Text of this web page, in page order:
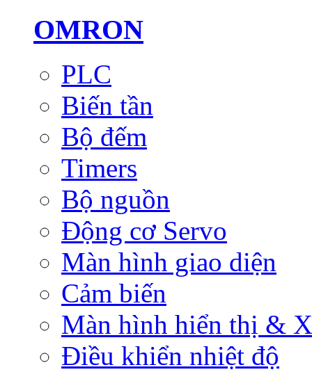
OMRON
PLC
Biến tần
Bộ đếm
Timers
Bộ nguồn
Động cơ Servo
Màn hình giao diện
Cảm biến
Màn hình hiển thị &
Điều khiển nhiệt độ